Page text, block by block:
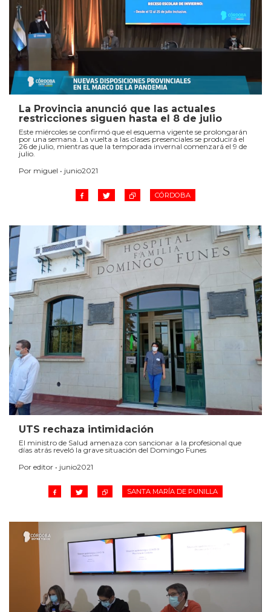
La Provincia anunció que las actuales
restricciones siguen hasta el 8 de julio
Este miércoles se confirmó que el esquema vigente se prolongarán
por una semana. La vuelta a las clases presenciales se producirá el
26 de julio, mientras que la temporada invernal comenzará el 9 de
julio.
Por miguel • junio2021
CÓRDOBA
UTS rechaza intimidación
El ministro de Salud amenaza con sancionar a la profesional que
días atrás reveló la grave situación del Domingo Funes
Por editor • junio2021
SANTA MARÍA DE PUNILLA